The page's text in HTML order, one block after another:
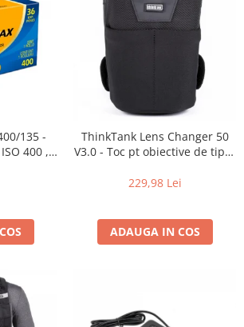
135 -
400 ,
ThinkTank Lens Changer 50
V3.0 - Toc pt obiective de tipul
229,98 Lei
ADAUGA IN COS